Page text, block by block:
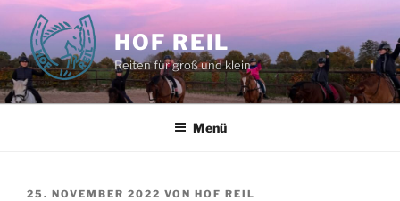
Zum
Inhalt
springen
HOF REIL
Reiten für groß und klein
Menü
VERÖFFENTLICHT
25. NOVEMBER 2022 VON HOF REIL